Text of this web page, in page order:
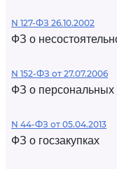
N 127-ФЗ 26.10.2002
ФЗ о
N 152-ФЗ от 27.07.2006
ФЗ о
N 44-ФЗ от 05.04.2013
ФЗ о госзакупках